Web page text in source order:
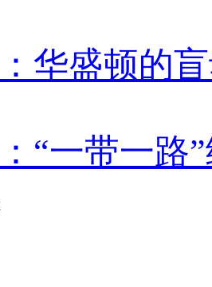
华盛顿的
“一带一路